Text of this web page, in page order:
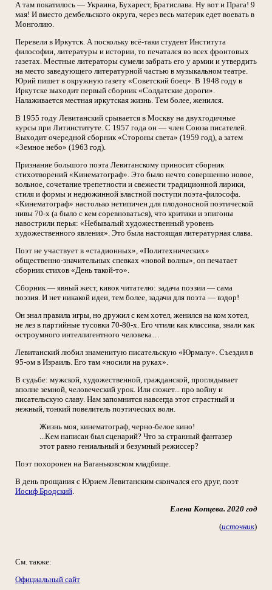
А там покатилось — Украина, Бухарест, Братислава. Ну вот и Прага! 9
мая! И вместо дембельского округа, через весь материк едет воевать в
Монголию.
Перевели в Иркутск. А поскольку всё-таки студент Института
философии, литературы и истории, то печатался во всех фронтовых
газетах. Местные литераторы сумели забрать его у армии и утвердить
на место заведующего литературной частью в музыкальном театре.
Юрий пишет в окружную газету «Советский боец». В 1948 году в
Иркутске выходит первый сборник «Солдатские дороги».
Налаживается местная иркутская жизнь. Тем более, женился.
В 1955 году Левитанский срывается в Москву на двухгодичные
курсы при Литинституте. С 1957 года он — член Союза писателей.
Выходит очередной сборник «Стороны света» (1959 год), а затем
«Земное небо» (1963 год).
Признание большого поэта Левитанскому приносит сборник
стихотворений «Кинематограф». Это было нечто совершенно новое,
вольное, сочетание трепетности и свежести традиционной лирики,
стиля и формы и недюжинной властной поступи поэта-философа.
«Кинематограф» настолько нетипичен для плодоносной поэтической
нивы 70-х (а было с кем соревноваться), что критики и эпигоны
навострили перья: «Небывалый художественный уровень
художественного явления». Это была настоящая литературная слава.
Поэт не участвует в «стадионных», «Политехнических»
общественно-значительных спевках «новой волны», он печатает
сборник стихов «День такой-то».
Сборник — явный жест, кивок читателю: задача поэзии — сама
поэзия. И нет никакой идеи, тем более, задачи для поэта — вздор!
Он знал правила игры, но дружил с кем хотел, женился на ком хотел,
не лез в партийные тусовки 70-80-х. Его чтили как классика, знали как
остроумного интеллигентного человека…
Левитанский любил знаменитую писательскую «Юрмалу». Съездил в
95-ом в Израиль. Его там «носили на руках».
В судьбе: мужской, художественной, гражданской, проглядывает
вполне земной, человеческий урок. Или сюжет... про войну и
писательскую славу. Нам запомнится навсегда этот страстный и
нежный, тонкий повелитель поэтических волн.
Жизнь моя, кинематограф, черно-белое кино!
...Кем написан был сценарий? Что за странный фантазер
этот равно гениальный и безумный режиссер?
Поэт похоронен на Ваганьковском кладбище.
В день прощания с Юрием Левитанским скончался его друг, поэт
Иосиф Бродский.
Елена Копцева. 2020 год
(источник)
См. также:
Официальный сайт